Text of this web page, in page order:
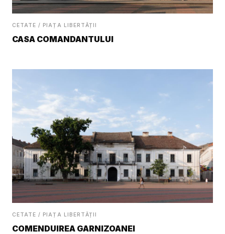
CETATE / PIAȚA LIBERTĂȚII
CASA COMANDANTULUI
CETATE / PIAȚA LIBERTĂȚII
COMENDUIREA GARNIZOANEI